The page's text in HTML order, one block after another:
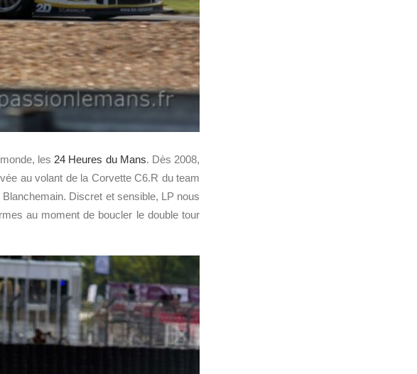
les 24 Heures du Mans. Dès 2008,
au volant de la Corvette C6.R du team
Discret et sensible, LP nous
au moment de boucler le double tour